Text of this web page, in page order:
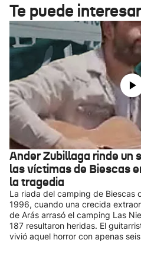
Te puede interesar
Ander Zubillaga rinde un
las víctimas de Biescas
la tragedia
La riada del camping de Biescas
1996, cuando una crecida
de Arás arrasó el camping Las
187 resultaron heridas. El
vivió aquel horror con apenas